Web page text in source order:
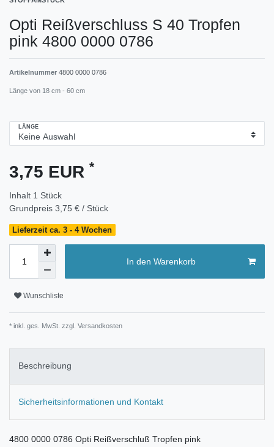
Opti Reißverschluss S 40 Tropfen
pink 4800 0000 0786
Artikelnummer 4800 0000 0786
Länge von 18 cm - 60 cm
LÄNGE
3,75 EUR *
Inhalt 1 Stück
Grundpreis 3,75 € / Stück
Lieferzeit ca. 3 - 4 Wochen
In den Warenkorb
Wunschliste
* inkl. ges. MwSt. zzgl. Versandkosten
Beschreibung
Sicherheitsinformationen und Kontakt
4800 0000 0786 Opti Reißverschluß Tropfen pink